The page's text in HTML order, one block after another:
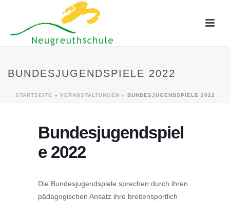
BUNDESJUGENDSPIELE 2022
STARTSEITE » VERANSTALTUNGEN » BUNDESJUGENDSPIELE 2022
Bundesjugendspiel
e 2022
Die Bundesjugendspiele sprechen durch ihren
pädagogischen Ansatz ihre breitensportlich